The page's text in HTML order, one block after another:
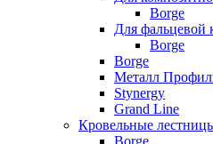
Borge
Для фальцевой
Borge
Borge
Металл
Stynergy
Grand Line
Кровельные